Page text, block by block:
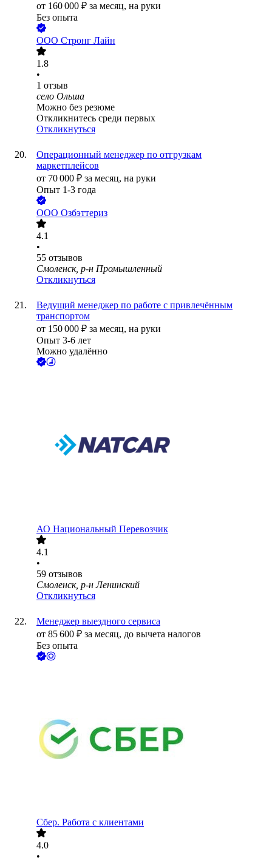
от 160 000 ₽ за месяц, на руки
Без опыта
ООО Стронг Лайн
1.8
•
1 отзыв
село Ольша
Можно без резюме
Откликнитесь среди первых
Откликнуться
Операционный менеджер по отгрузкам
маркетплейсов
от 70 000 ₽ за месяц, на руки
Опыт 1-3 года
ООО Озбэттериз
4.1
•
55 отзывов
Смоленск, р-н Промышленный
Откликнуться
Ведущий менеджер по работе с привлечённым
транспортом
от 150 000 ₽ за месяц, на руки
Опыт 3-6 лет
Можно удалённо
АО Национальный Перевозчик
4.1
•
59 отзывов
Смоленск, р-н Ленинский
Откликнуться
Менеджер выездного сервиса
от 85 600 ₽ за месяц, до вычета налогов
Без опыта
Сбер. Работа с клиентами
4.0
•